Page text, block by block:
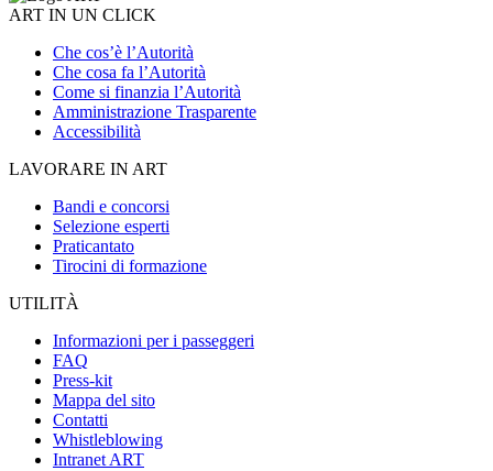
ART IN UN CLICK
Che cos’è l’Autorità
Che cosa fa l’Autorità
Come si finanzia l’Autorità
Amministrazione Trasparente
Accessibilità
LAVORARE IN ART
Bandi e concorsi
Selezione esperti
Praticantato
Tirocini di formazione
UTILITÀ
Informazioni per i passeggeri
FAQ
Press-kit
Mappa del sito
Contatti
Whistleblowing
Intranet ART